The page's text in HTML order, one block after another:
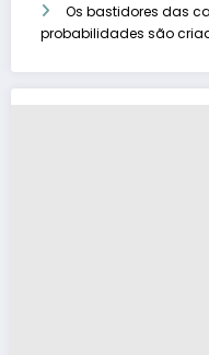
Os bastidores das
probabilidades são